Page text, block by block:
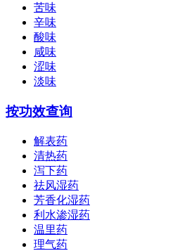
苦味
辛味
酸味
咸味
涩味
淡味
按功效查询
解表药
清热药
泻下药
祛风湿药
芳香化湿药
利水渗湿药
温里药
理气药